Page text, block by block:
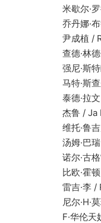
米歇尔·罗德里
乔丹娜·布鲁斯
尹成植 /
查德·林德伯格
强尼·斯特朗 /
马特·斯查尔兹
泰德·拉文 /
杰鲁 / Ja
维托·鲁吉尼斯
汤姆·巴瑞 /
诺尔·古格雷米
比欧·霍顿 /
雷吉·李 /
尼尔·H·莫瑞
F·华伦天奴·莫